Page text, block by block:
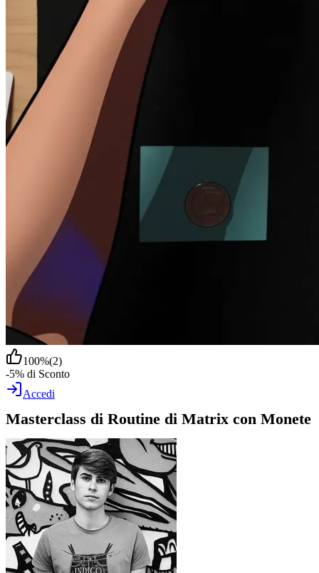
100%(2)
-5% di Sconto
Accedi
Masterclass di Routine di Matrix con Monete